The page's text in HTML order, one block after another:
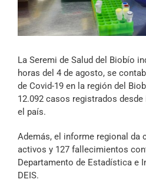
La Seremi de Salud del Biobío
horas del 4 de agosto, se
de Covid-19 en la región del
12.092 casos registrados
el país.
Además, el informe regional da
activos y 127 fallecimientos
Departamento de Estadística e
DEIS.